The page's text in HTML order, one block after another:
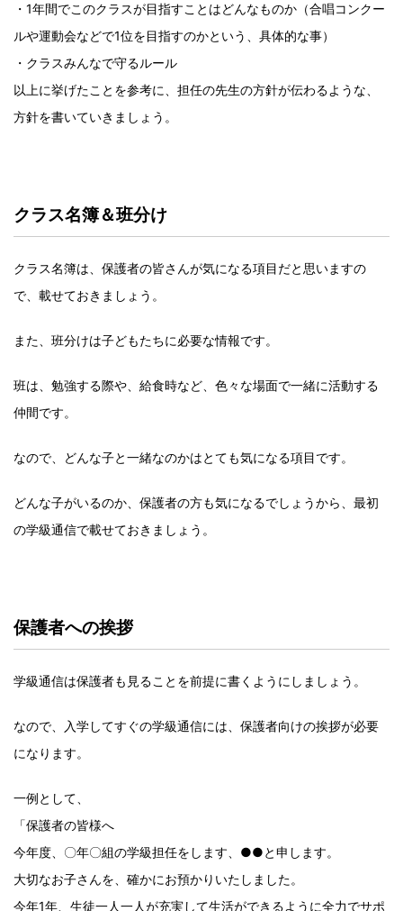
・1年間でこのクラスが目指すことはどんなものか（合唱コンクー
ルや運動会などで1位を目指すのかという、具体的な事）
・クラスみんなで守るルール
以上に挙げたことを参考に、担任の先生の方針が伝わるような、
方針を書いていきましょう。
クラス名簿＆班分け
クラス名簿は、保護者の皆さんが気になる項目だと思いますの
で、載せておきましょう。
また、班分けは子どもたちに必要な情報です。
班は、勉強する際や、給食時など、色々な場面で一緒に活動する
仲間です。
なので、どんな子と一緒なのかはとても気になる項目です。
どんな子がいるのか、保護者の方も気になるでしょうから、最初
の学級通信で載せておきましょう。
保護者への挨拶
学級通信は保護者も見ることを前提に書くようにしましょう。
なので、入学してすぐの学級通信には、保護者向けの挨拶が必要
になります。
一例として、
「保護者の皆様へ
今年度、〇年〇組の学級担任をします、●●と申します。
大切なお子さんを、確かにお預かりいたしました。
今年1年、生徒一人一人が充実して生活ができるように全力でサポ